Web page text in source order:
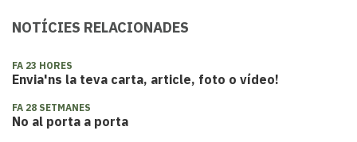
NOTÍCIES RELACIONADES
FA 23 HORES
Envia'ns la teva carta, article, foto o vídeo!
FA 28 SETMANES
No al porta a porta